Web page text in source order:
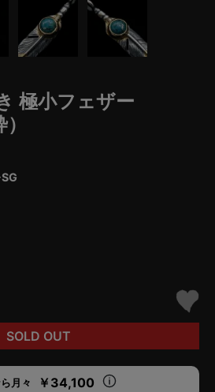
極小フェザー
SOLD OUT
月々 ￥34,100